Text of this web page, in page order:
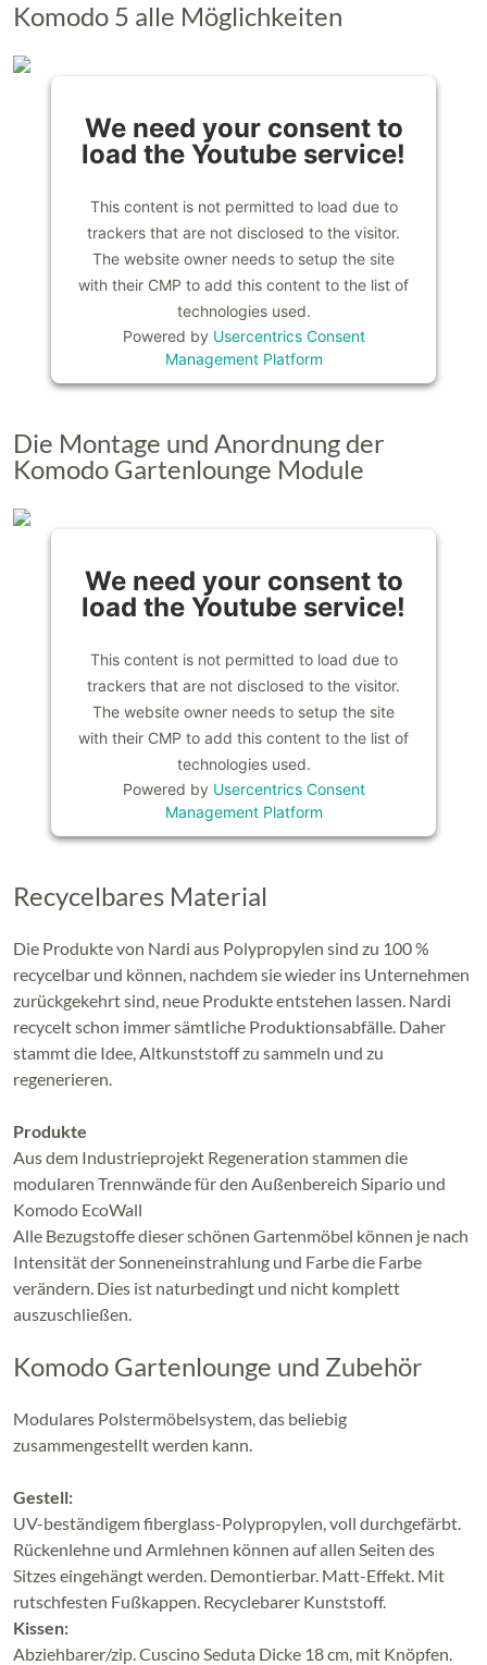
Komodo 5 alle Möglichkeiten
We need your consent to
load the Youtube service!
This content is not permitted to load due to
trackers that are not disclosed to the visitor.
The website owner needs to setup the site
with their CMP to add this content to the list of
technologies used.
Powered by Usercentrics Consent
Management Platform
Die Montage und Anordnung der
Komodo Gartenlounge Module
We need your consent to
load the Youtube service!
This content is not permitted to load due to
trackers that are not disclosed to the visitor.
The website owner needs to setup the site
with their CMP to add this content to the list of
technologies used.
Powered by Usercentrics Consent
Management Platform
Recycelbares Material
Die Produkte von Nardi aus Polypropylen sind zu 100 %
recycelbar und können, nachdem sie wieder ins Unternehmen
zurückgekehrt sind, neue Produkte entstehen lassen. Nardi
recycelt schon immer sämtliche Produktionsabfälle. Daher
stammt die Idee, Altkunststoff zu sammeln und zu
regenerieren.
Produkte
Aus dem Industrieprojekt Regeneration stammen die
modularen Trennwände für den Außenbereich Sipario und
Komodo EcoWall
Alle Bezugstoffe dieser schönen Gartenmöbel können je nach
Intensität der Sonneneinstrahlung und Farbe die Farbe
verändern. Dies ist naturbedingt und nicht komplett
auszuschließen.
Komodo Gartenlounge und Zubehör
Modulares Polstermöbelsystem, das beliebig
zusammengestellt werden kann.
Gestell:
UV-beständigem fiberglass-Polypropylen, voll durchgefärbt.
Rückenlehne und Armlehnen können auf allen Seiten des
Sitzes eingehängt werden. Demontierbar. Matt-Effekt. Mit
rutschfesten Fußkappen. Recyclebarer Kunststoff.
Kissen:
Abziehbarer/zip. Cuscino Seduta Dicke 18 cm, mit Knöpfen.